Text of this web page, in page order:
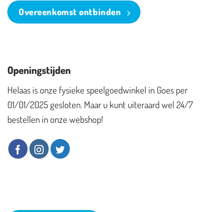
Overeenkomst ontbinden
Openingstijden
Helaas is onze fysieke speelgoedwinkel in Goes per
01/01/2025 gesloten. Maar u kunt uiteraard wel 24/7
bestellen in onze webshop!